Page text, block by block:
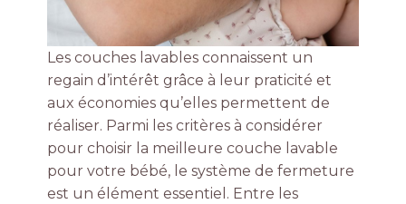
Les couches lavables connaissent un
regain d’intérêt grâce à leur praticité et
aux économies qu’elles permettent de
réaliser. Parmi les critères à considérer
pour choisir la meilleure couche lavable
pour votre bébé, le système de fermeture
est un élément essentiel. Entre les